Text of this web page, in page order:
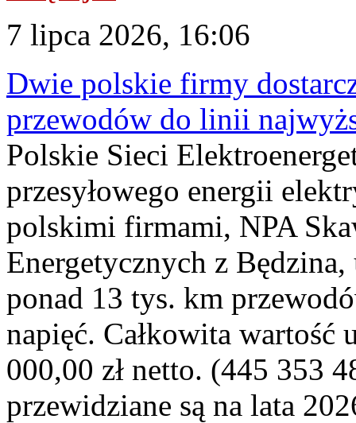
7 lipca 2026, 16:06
Dwie polskie firmy
przewodów do linii
Polskie Sieci
przesyłowego energii
polskimi firmami, NPA
Energetycznych z
ponad 13 tys. km
napięć. Całkowita
000,00 zł netto. (445 353
przewidziane są na lata